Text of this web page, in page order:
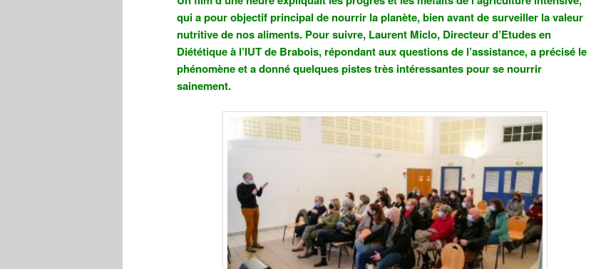
qui a pour objectif principal de nourrir la planète, bien avant de surveiller la valeur
nutritive de nos aliments. Pour suivre, Laurent Miclo, Directeur d’Etudes en
Diététique à l’IUT de Brabois, répondant aux questions de l’assistance, a précisé le
phénomène et a donné quelques pistes très intéressantes pour se nourrir
sainement.